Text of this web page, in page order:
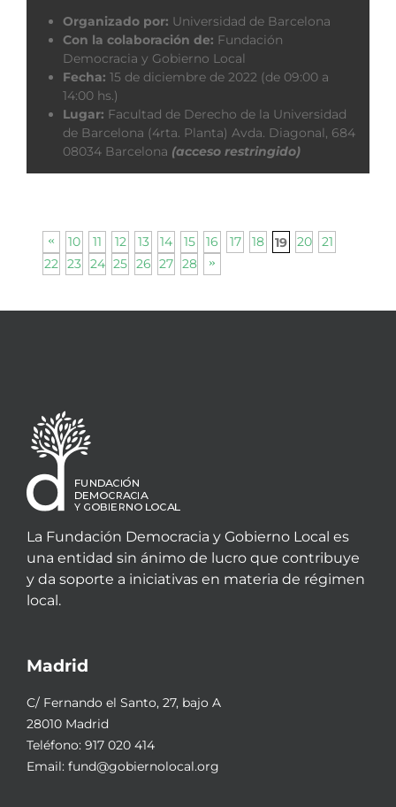
Organizado por: Universidad de Barcelona
Con la colaboración de: Fundación
Democracia y Gobierno Local
Fecha: 15 de diciembre de 2022 (de 09:00 a
14:00 hs.)
Lugar: Facultad de Derecho de la Universidad
de Barcelona (4rta. Planta) Avda. Diagonal, 684
08034 Barcelona (acceso restringido)
10 11 12 13 14 15 16 17 18 19 20
21
22 23 24 25 26 27 28
La Fundación Democracia y Gobierno Local es
una entidad sin ánimo de lucro que contribuye
y da soporte a iniciativas en materia de régimen
local.
Madrid
C/ Fernando el Santo, 27, bajo A
28010 Madrid
Teléfono: 917 020 414
Email: fund@gobiernolocal.org